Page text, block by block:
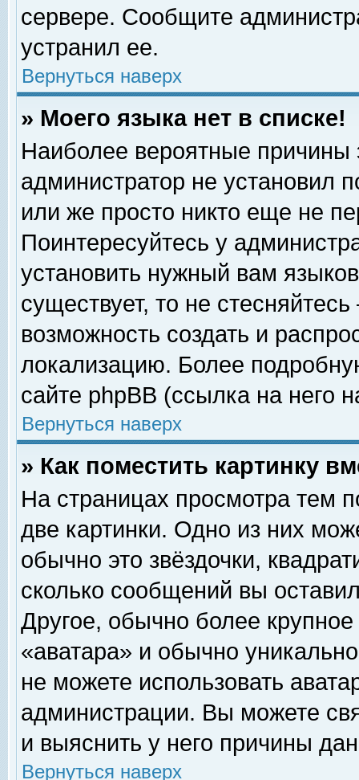
сервере. Сообщите
устранил ее.
Вернуться наверх
» Моего языка нет в списке!
Наиболее вероятные причины
администратор не установил
или же просто никто еще не
Поинтересуйтесь у
установить нужный вам
существует, то не
возможность создать и
локализацию. Более
сайте phpBB (ссылка на него
Вернуться наверх
» Как поместить картинку
На страницах просмотра тем
две картинки. Одно из них
обычно это звёздочки,
сколько сообщений вы
Другое, обычно более
«аватара» и обычно
не можете использовать
администрации. Вы можете
и выяснить у него причины
Вернуться наверх